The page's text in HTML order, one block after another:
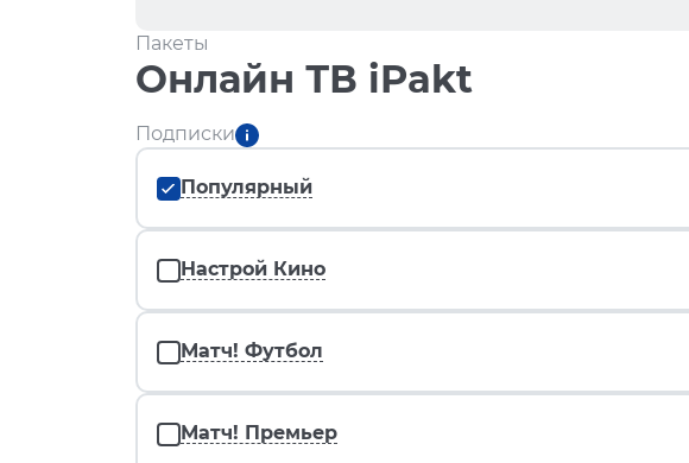
Пакеты
Онлайн ТВ iPakt
Подписки
Популярный
Настрой Кино
Матч! Футбол
Матч! Премьер